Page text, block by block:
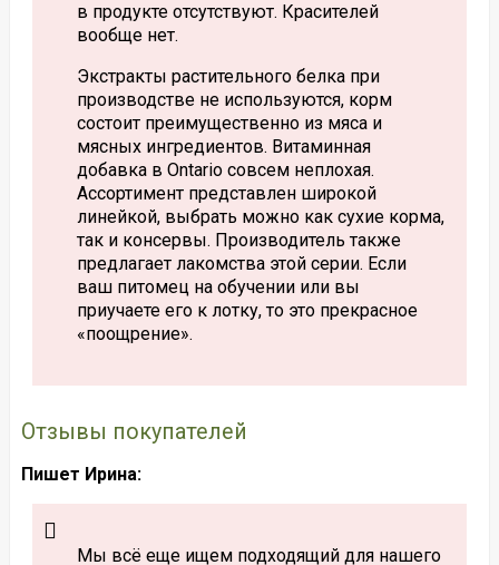
в продукте отсутствуют. Красителей
вообще нет.
Экстракты растительного белка при
производстве не используются, корм
состоит преимущественно из мяса и
мясных ингредиентов. Витаминная
добавка в Ontario совсем неплохая.
Ассортимент представлен широкой
линейкой, выбрать можно как сухие корма,
так и консервы. Производитель также
предлагает лакомства этой серии. Если
ваш питомец на обучении или вы
приучаете его к лотку, то это прекрасное
«поощрение».
Отзывы покупателей
Пишет Ирина:
Мы всё еще ищем подходящий для нашего